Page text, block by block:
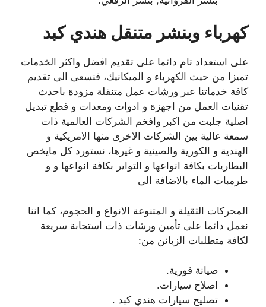
كهرباء وبنشر متنقل هندي كبد
على استعداد تام دائما على تقديم افضل واكثر الخدمات
تميزا من حيث الكهرباء و الميكانيك، فنسعى الى تقديم
كافة خدماتنا عبر ورشات عمل متنقلة مزودة باحدث
تقنيات العمل من اجهزة و ادوات ومعدات و قطع تبديل
اصلية جلبت من اكبر وافخم الشركات العالمية ذات
سمعة عالية بين الشركات الاخرى منها الامريكية و
الهندية و الكورية والصينية و غيرها، نستورد كل مايخص
البطاريات بكافة انواعها و التواير بكافة انواعها و و
طرمبات الماء بالاضافة الى
المحركات الثقيلة و المتنوعة الانواع و الحجوم، كما اننا
نعمل دائما على تأمين ورشات ذات استجابة سريعة
لكافة متطلبات الزبائن من:
صيانة فورية.
اصلاح سيارات.
تصليح سيارات هندي كبد .